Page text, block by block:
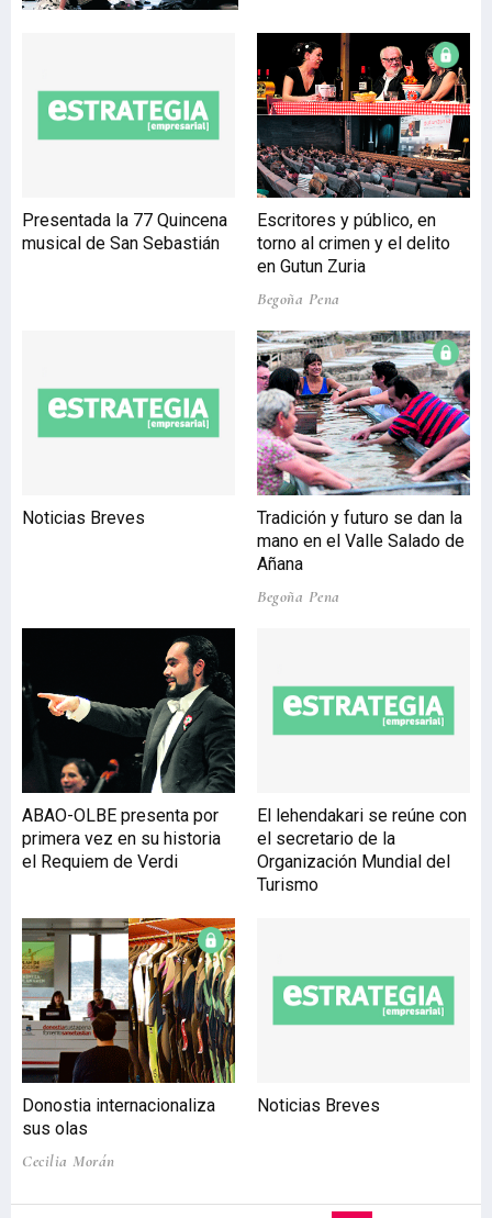
ópera bufa por
antonomasia de Rossini,
que pondrá el colofón a la
64 temporada de Ópera, en
el año en el que se celebra
el bicentenario de su
estreno.El próximo 14 de
Euskalduna esta
‘commedia’ en dos actos,
estrenada en el Teatro
Arriaga de Roma en
febrero de 1816. Desde
entonces no hay lugar en
el mundo donde la ópera
de Rossini no haya llegado,
si bien la ‘commedia’,
como el libretista Cesare
Sterbini caracterizó la
obra, no fue al principio el
éxito que sería poco
después. A pesar de ello
nunca ha desaparecido de
Presentada la 77 Quincena
musical de San Sebastián
Escritores y público, en
torno al crimen y el delito
en Gutun Zuria
Begoña Pena
Noticias Breves
Tradición y futuro se dan la
mano en el Valle Salado de
Añana
Begoña Pena
ABAO-OLBE presenta por
primera vez en su historia
el Requiem de Verdi
El lehendakari se reúne con
el secretario de la
Organización Mundial del
Turismo
Donostia internacionaliza
sus olas
Cecilia Morán
Noticias Breves